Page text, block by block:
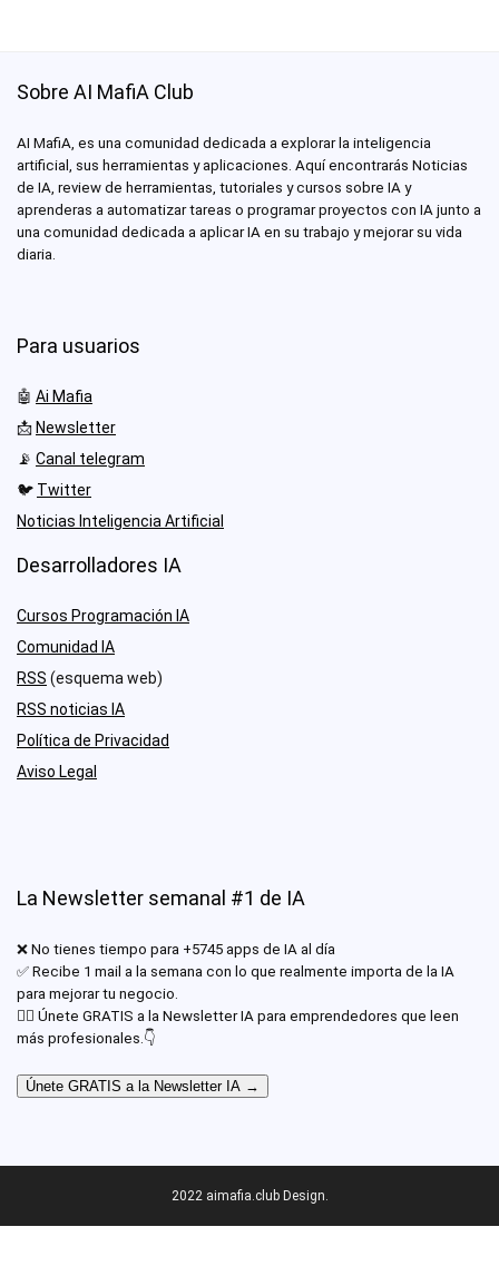
Sobre AI MafiA Club
AI MafiA, es una comunidad dedicada a explorar la inteligencia
artificial, sus herramientas y aplicaciones. Aquí encontrarás Noticias
de IA, review de herramientas, tutoriales y cursos sobre IA y
aprenderas a automatizar tareas o programar proyectos con IA junto a
una comunidad dedicada a aplicar IA en su trabajo y mejorar su vida
diaria.
Para usuarios
🤖 Ai Mafia
📩 Newsletter
📡 Canal telegram
🐦 Twitter
Noticias Inteligencia Artificial
Desarrolladores IA
Cursos Programación IA
Comunidad IA
RSS (esquema web)
RSS noticias IA
Política de Privacidad
Aviso Legal
La Newsletter semanal #1 de IA
❌ No tienes tiempo para +5745 apps de IA al día
✅ Recibe 1 mail a la semana con lo que realmente importa de la IA
para mejorar tu negocio.
✊🏾 Únete GRATIS a la Newsletter IA para emprendedores que leen
más profesionales.👇
Únete GRATIS a la Newsletter IA →
2022 aimafia.club Design.